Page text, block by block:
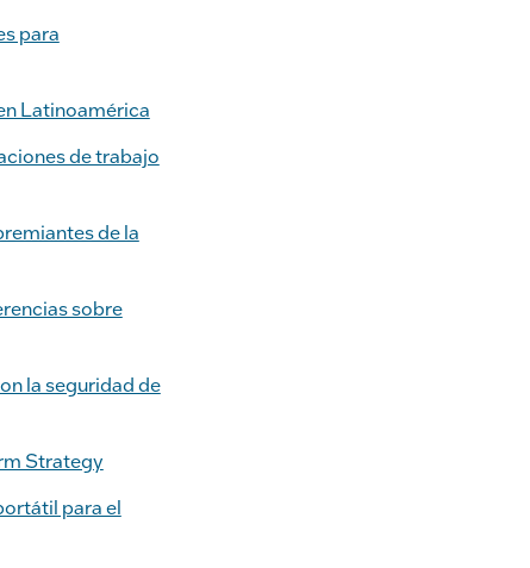
para
Latinoamérica
de trabajo
de la
sobre
la seguridad de
Strategy
para el